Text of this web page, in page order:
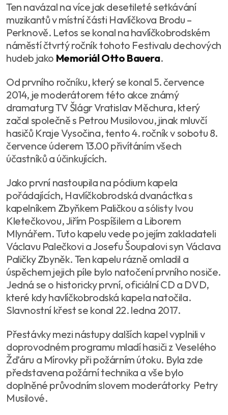
Ten navázal na více jak desetileté setkávání
muzikantů v místní části Havlíčkova Brodu –
Perknově. Letos se konal na havlíčkobrodském
náměstí čtvrtý ročník tohoto Festivalu dechových
hudeb jako Memoriál Otto Bauera.
Od prvního ročníku, který se konal 5. července
2014, je moderátorem této akce známý
dramaturg TV Šlágr Vratislav Měchura, který
začal společně s Petrou Musilovou, jinak mluvčí
hasičů Kraje Vysočina, tento 4. ročník v sobotu 8.
července úderem 13.00 přivítáním všech
účastníků a účinkujících.
Jako první nastoupila na pódium kapela
pořádajících, Havlíčkobrodská dvanáctka s
kapelníkem Zbyňkem Paličkou a sólisty Ivou
Kletečkovou, Jiřím Pospíšilem a Liborem
Mlynářem. Tuto kapelu vede po jejím zakladateli
Václavu Palečkovi a Josefu Šoupalovi syn Václava
Paličky Zbyněk. Ten kapelu rázně omladil a
úspěchem jejich píle bylo natočení prvního nosiče.
Jedná se o historicky první, oficiální CD a DVD,
které kdy havlíčkobrodská kapela natočila.
Slavnostní křest se konal 22. ledna 2017.
Přestávky mezi nástupy dalších kapel vyplnili v
doprovodném programu mladí hasiči z Veselého
Žďáru a Mírovky při požárním útoku. Byla zde
představena požární technika a vše bylo
doplněné průvodním slovem moderátorky Petry
Musilové.